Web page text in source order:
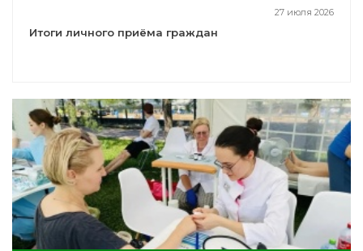
27 июля 2026
Итоги личного приёма граждан